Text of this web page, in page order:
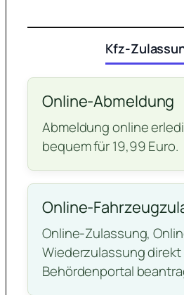
Kfz-
Online-Abmeldung
Abmeldung online
bequem für 19,99 Euro.
Online-
Online-Zulassung,
Wiederzulassung direkt
Behördenportal